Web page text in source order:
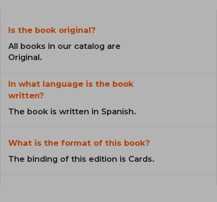
Is the book original?
All books in our catalog are
Original.
In what language is the book
written?
The book is written in Spanish.
What is the format of this book?
The binding of this edition is Cards.